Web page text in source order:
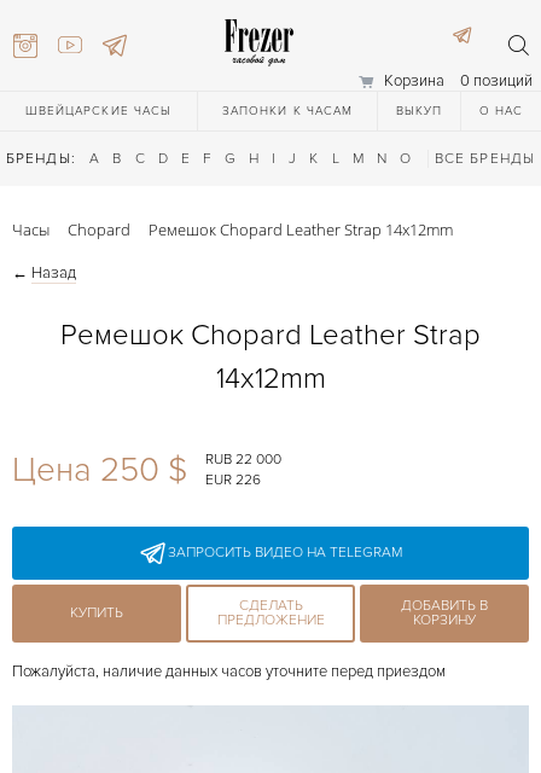
Корзина 0 позиций
ШВЕЙЦАРСКИЕ ЧАСЫ ЗАПОНКИ К ЧАСАМ ВЫКУП О НАС
БРЕНДЫ: A B C D E F G H I J K L M N O Q R S T
ВСЕ БРЕНДЫ
27-44
Часы Chopard Ремешок Chopard Leather Strap 14x12mm
← Назад
Ремешок Chopard Leather Strap
14x12mm
Цена 250 $
RUB 22 000
EUR 226
ЗАПРОСИТЬ ВИДЕО НА TELEGRAM
КУПИТЬ
СДЕЛАТЬ
ПРЕДЛОЖЕНИЕ
ДОБАВИТЬ В
КОРЗИНУ
Пожалуйста, наличие данных часов уточните перед приездом